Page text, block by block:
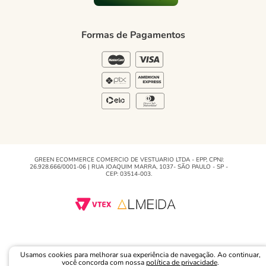
Usamos cookies para melhorar sua experiência de navegação. Ao continuar,
você concorda com nossa política de privacidade.
Regulamento e PromoçõesFormas de Pagamentos
GREEN ECOMMERCE COMERCIO DE VESTUARIO LTDA - EPP, CPNJ:
26.928.666/0001-06 | RUA JOAQUIM MARRA, 1037- SÃO PAULO - SP -
CEP: 03514-003.